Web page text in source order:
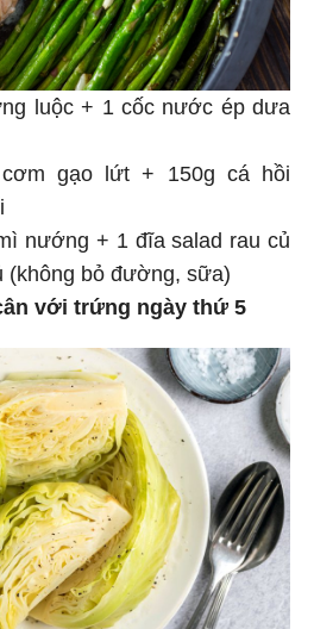
luộc + 1 cốc nước ép dưa
gạo lứt + 150g cá hồi
nướng + 1 đĩa salad rau củ
(không bỏ đường, sữa)
với trứng ngày thứ 5